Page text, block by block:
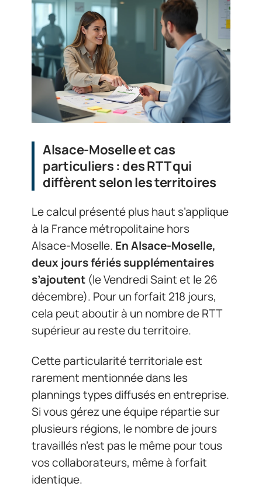
Alsace-Moselle et cas
particuliers : des RTT qui
diffèrent selon les territoires
Le calcul présenté plus haut s’applique
à la France métropolitaine hors
Alsace-Moselle. En Alsace-Moselle,
deux jours fériés supplémentaires
s’ajoutent (le Vendredi Saint et le 26
décembre). Pour un forfait 218 jours,
cela peut aboutir à un nombre de RTT
supérieur au reste du territoire.
Cette particularité territoriale est
rarement mentionnée dans les
plannings types diffusés en entreprise.
Si vous gérez une équipe répartie sur
plusieurs régions, le nombre de jours
travaillés n’est pas le même pour tous
vos collaborateurs, même à forfait
identique.